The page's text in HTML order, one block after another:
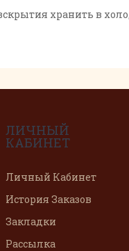
хранить в
ЛИЧНЫЙ
КАБИНЕТ
Личный Кабинет
История Заказов
Закладки
Рассылка